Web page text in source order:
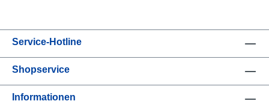
Service-Hotline
Shopservice
Informationen